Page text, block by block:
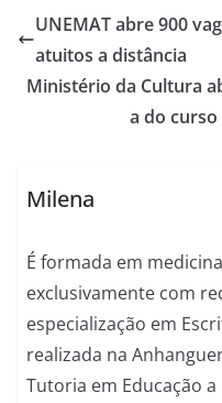
UNEMAT abre 900
atuitos a distância
Ministério da Cultura
a do
Milena
É formada em
exclusivamente com
especialização em
realizada na
Tutoria em Educação